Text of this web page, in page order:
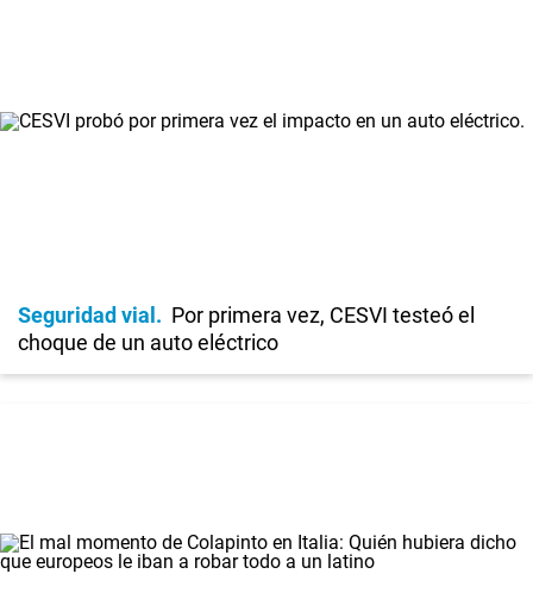
Seguridad vial
Por primera vez, CESVI testeó el
choque de un auto eléctrico